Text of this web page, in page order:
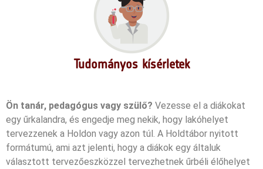
Tudományos kísérletek
Ön tanár, pedagógus vagy szülő? Vezesse el a diákokat
egy űrkalandra, és engedje meg nekik, hogy lakóhelyet
tervezzenek a Holdon vagy azon túl. A Holdtábor nyitott
formátumú, ami azt jelenti, hogy a diákok egy általuk
választott tervezőeszközzel tervezhetnek űrbéli élőhelyet